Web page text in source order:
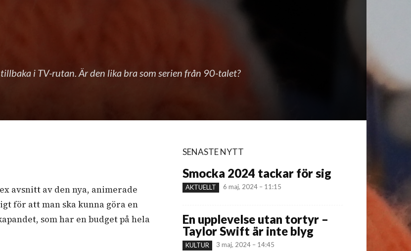
i TV-rutan. Är den lika bra som serien från 90-talet?
avsnitt av den nya, animerade
för att man ska kunna göra en
som har en budget på hela
SENASTE NYTT
Smocka 2024 tackar för sig
AKTUELLT 6 maj, 2024 – 11:15
En upplevelse utan tortyr –
Taylor Swift är inte blyg
KULTUR 3 maj, 2024 – 14:45